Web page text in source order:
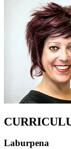
Laburpena